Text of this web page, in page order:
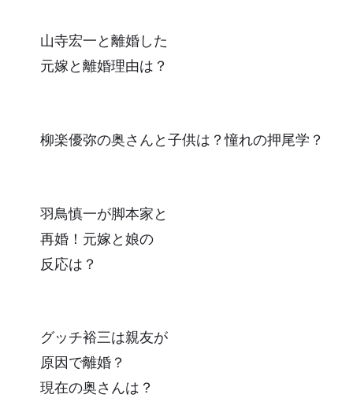
山寺宏一と離婚した
元嫁と離婚理由は？
柳楽優弥の奥さんと子供は？憧れの押尾学？
羽鳥慎一が脚本家と
再婚！元嫁と娘の
反応は？
グッチ裕三は親友が
原因で離婚？
現在の奥さんは？